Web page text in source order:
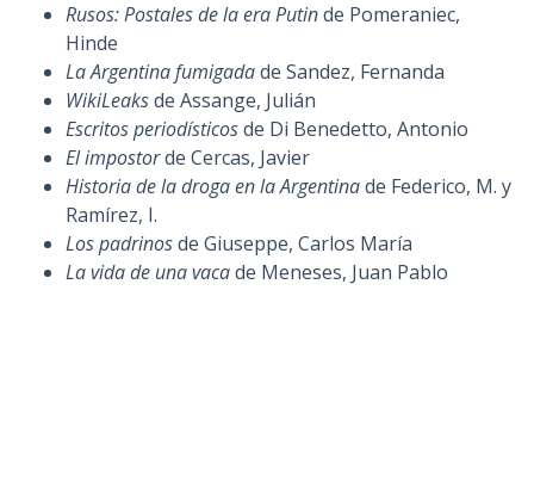
Rusos: Postales de la era Putinde Pomeraniec,
Hinde
La Argentina fumigadade Sandez, Fernanda
WikiLeaksde Assange, Julián
Escritos periodísticosde Di Benedetto, Antonio
El impostorde Cercas, Javier
Historia de la droga en la Argentinade Federico, M. y
Ramírez, I.
Los padrinosde Giuseppe, Carlos María
La vida de una vacade Meneses, Juan Pablo